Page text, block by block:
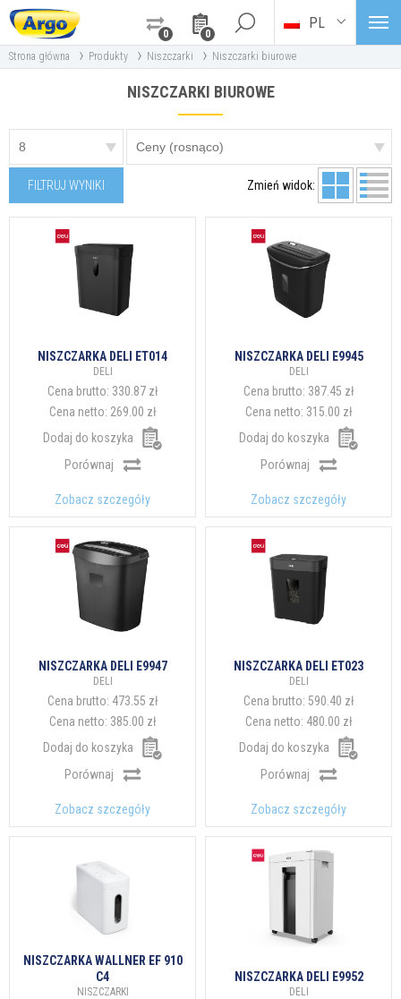
0
0
PL
Strona główna › Produkty › Niszczarki › Niszczarki biurowe
NISZCZARKI BIUROWE
FILTRUJ WYNIKI Zmień widok:
NISZCZARKA DELI ET014
DELI
Cena brutto: 330.87 zł
Cena netto: 269.00 zł
Dodaj do koszyka
Porównaj
Zobacz szczegóły
NISZCZARKA DELI E9945
DELI
Cena brutto: 387.45 zł
Cena netto: 315.00 zł
Dodaj do koszyka
Porównaj
Zobacz szczegóły
NISZCZARKA DELI E9947
DELI
Cena brutto: 473.55 zł
Cena netto: 385.00 zł
Dodaj do koszyka
Porównaj
Zobacz szczegóły
NISZCZARKA DELI ET023
DELI
Cena brutto: 590.40 zł
Cena netto: 480.00 zł
Dodaj do koszyka
Porównaj
Zobacz szczegóły
NISZCZARKA WALLNER EF 910
C4
NISZCZARKI
NISZCZARKA DELI E9952
DELI